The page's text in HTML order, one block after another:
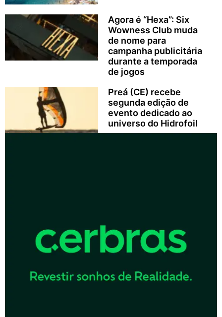
Agora é “Hexa”: Six
Wowness Club muda
de nome para
campanha publicitária
durante a temporada
de jogos
Preá (CE) recebe
segunda edição de
evento dedicado ao
universo do Hidrofoil